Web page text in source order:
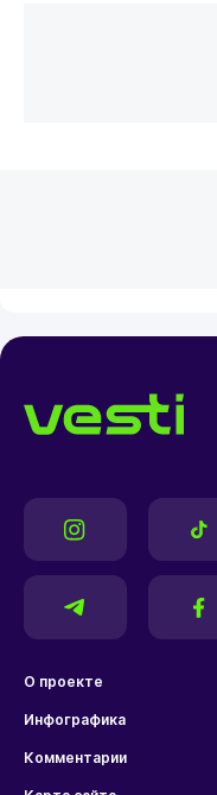
О проекте
Инфографика
Комментарии